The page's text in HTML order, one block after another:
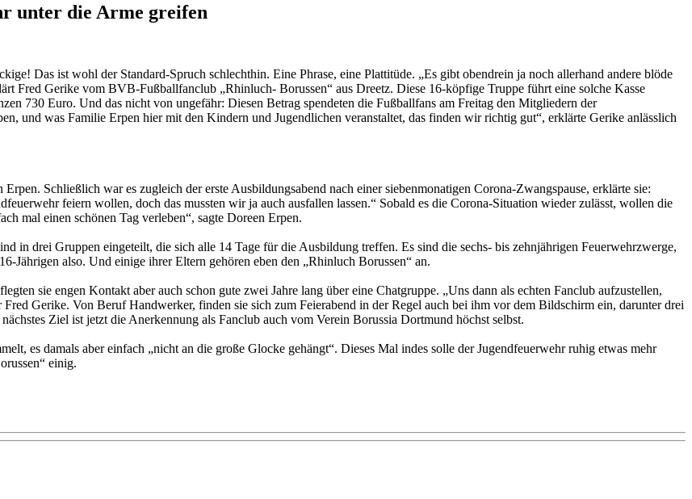
unter die Arme greifen
Das ist wohl der Standard-Spruch schlechthin. Eine Phrase, eine Plattitüde. „Es gibt obendrein ja noch allerhand andere blöde
Fred Gerike vom BVB-Fußballfanclub „Rhinluch- Borussen“ aus Dreetz. Diese 16-köpfige Truppe führt eine solche Kasse
730 Euro. Und das nicht von ungefähr: Diesen Betrag spendeten die Fußballfans am Freitag den Mitgliedern der
und was Familie Erpen hier mit den Kindern und Jugendlichen veranstaltet, das finden wir richtig gut“, erklärte Gerike anlässlich
Schließlich war es zugleich der erste Ausbildungsabend nach einer siebenmonatigen Corona-Zwangspause, erklärte sie:
feiern wollen, doch das mussten wir ja auch ausfallen lassen.“ Sobald es die Corona-Situation wieder zulässt, wollen die
mal einen schönen Tag verleben“, sagte Doreen Erpen.
in drei Gruppen eingeteilt, die sich alle 14 Tage für die Ausbildung treffen. Es sind die sechs- bis zehnjährigen Feuerwehrzwerge,
Jährigen also. Und einige ihrer Eltern gehören eben den „Rhinluch Borussen“ an.
sie engen Kontakt aber auch schon gute zwei Jahre lang über eine Chatgruppe. „Uns dann als echten Fanclub aufzustellen,
Gerike. Von Beruf Handwerker, finden sie sich zum Feierabend in der Regel auch bei ihm vor dem Bildschirm ein, darunter drei
Ziel ist jetzt die Anerkennung als Fanclub auch vom Verein Borussia Dortmund höchst selbst.
es damals aber einfach „nicht an die große Glocke gehängt“. Dieses Mal indes solle der Jugendfeuerwehr ruhig etwas mehr
einig.